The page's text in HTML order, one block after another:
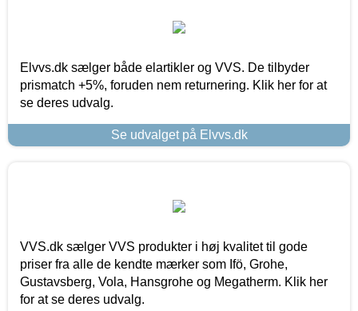
Elvvs.dk sælger både elartikler og VVS. De tilbyder
prismatch +5%, foruden nem returnering. Klik her for at
se deres udvalg.
Se udvalget på Elvvs.dk
VVS.dk sælger VVS produkter i høj kvalitet til gode
priser fra alle de kendte mærker som Ifö, Grohe,
Gustavsberg, Vola, Hansgrohe og Megatherm. Klik her
for at se deres udvalg.